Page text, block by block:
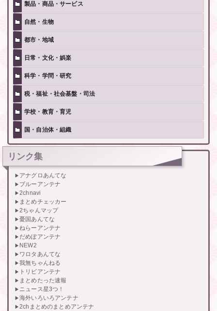
製品・商品・サービス
自然・生物
都市・地域
日常・文化・娯楽
科学・学問・研究
税・福祉・社会基盤・司法
学校・教育・育児
国・自治体・組織
リンク集
アナグロあんてな
ブルーアンテナ
2chnavi
まとめチェッカー
2ちゃんマップ
憂国あんてな
ねらーアンテナ
だめぽアンテナ
NEW2
ワロタあんてな
我無ちゃんねる
トリビアンテナ
まとめたった速報
ニュース星3つ！
海外いろいろアンテナ
2chまとめのまとめアンテナ